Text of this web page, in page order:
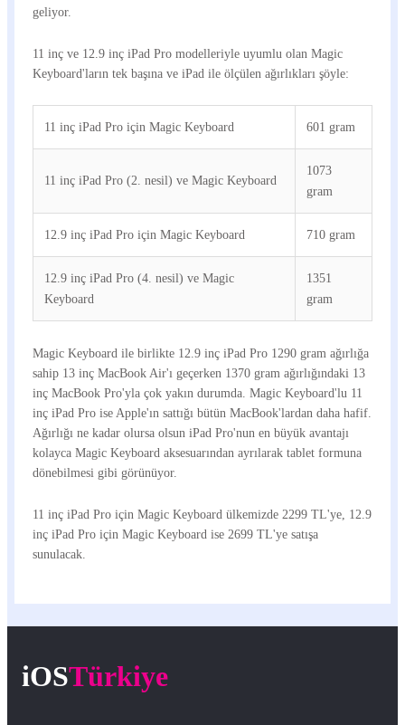
geliyor.
11 inç ve 12.9 inç iPad Pro modelleriyle uyumlu olan Magic
Keyboard'ların tek başına ve iPad ile ölçülen ağırlıkları şöyle:
11 inç iPad Pro için Magic Keyboard 601 gram
11 inç iPad Pro (2. nesil) ve Magic Keyboard
1073
gram
12.9 inç iPad Pro için Magic Keyboard 710 gram
12.9 inç iPad Pro (4. nesil) ve Magic
Keyboard
1351
gram
Magic Keyboard ile birlikte 12.9 inç iPad Pro 1290 gram ağırlığa
sahip 13 inç MacBook Air'ı geçerken 1370 gram ağırlığındaki 13
inç MacBook Pro'yla çok yakın durumda. Magic Keyboard'lu 11
inç iPad Pro ise Apple'ın sattığı bütün MacBook'lardan daha hafif.
Ağırlığı ne kadar olursa olsun iPad Pro'nun en büyük avantajı
kolayca Magic Keyboard aksesuarından ayrılarak tablet formuna
dönebilmesi gibi görünüyor.
11 inç iPad Pro için Magic Keyboard ülkemizde 2299 TL'ye, 12.9
inç iPad Pro için Magic Keyboard ise 2699 TL'ye satışa
sunulacak.
iOSTürkiye